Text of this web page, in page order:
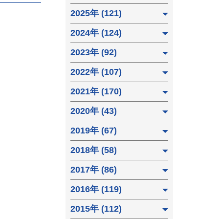
2025年 (121)
2024年 (124)
2023年 (92)
2022年 (107)
2021年 (170)
2020年 (43)
2019年 (67)
2018年 (58)
2017年 (86)
2016年 (119)
2015年 (112)